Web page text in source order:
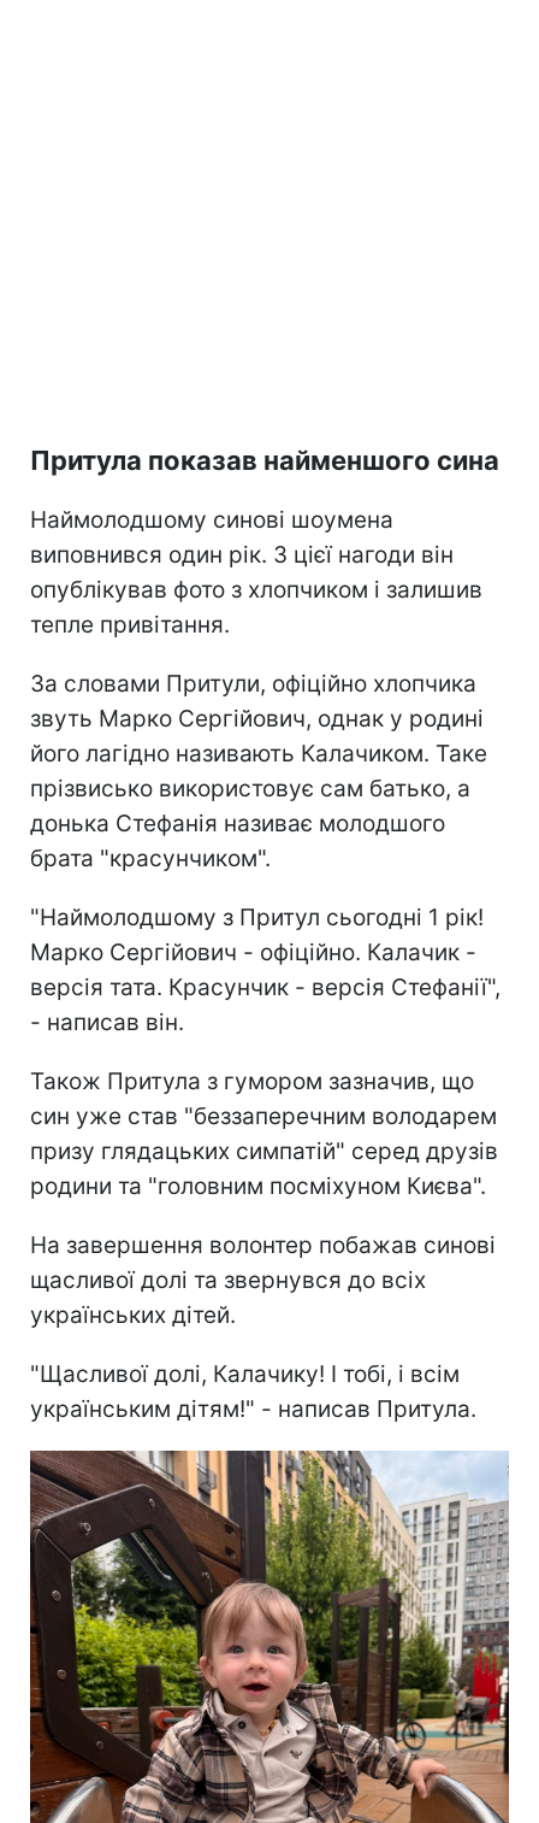
Притула показав найменшого сина
Наймолодшому синові шоумена
виповнився один рік. З цієї нагоди він
опублікував фото з хлопчиком і залишив
тепле привітання.
За словами Притули, офіційно хлопчика
звуть Марко Сергійович, однак у родині
його лагідно називають Калачиком. Таке
прізвисько використовує сам батько, а
донька Стефанія називає молодшого
брата "красунчиком".
"Наймолодшому з Притул сьогодні 1 рік!
Марко Сергійович - офіційно. Калачик -
версія тата. Красунчик - версія Стефанії",
- написав він.
Також Притула з гумором зазначив, що
син уже став "беззаперечним володарем
призу глядацьких симпатій" серед друзів
родини та "головним посміхуном Києва".
На завершення волонтер побажав синові
щасливої долі та звернувся до всіх
українських дітей.
"Щасливої долі, Калачику! І тобі, і всім
українським дітям!" - написав Притула.